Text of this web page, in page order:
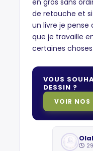
en gros sans
de retouche et
un livre je
que je travaille
certaines
VOUS
DESSIN ?
VOIR NOS
Olal